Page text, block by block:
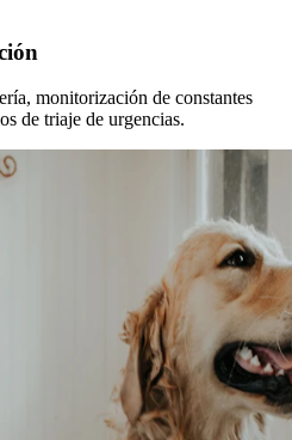
monitorización de constantes
de triaje de urgencias.